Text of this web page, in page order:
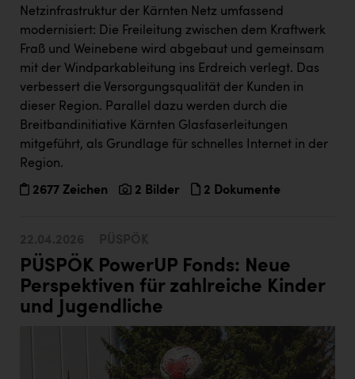
Netzinfrastruktur der Kärnten Netz umfassend
modernisiert: Die Freileitung zwischen dem Kraftwerk
Fraß und Weinebene wird abgebaut und gemeinsam
mit der Windparkableitung ins Erdreich verlegt. Das
verbessert die Versorgungsqualität der Kunden in
dieser Region. Parallel dazu werden durch die
Breitbandinitiative Kärnten Glasfaserleitungen
mitgeführt, als Grundlage für schnelles Internet in der
Region.
2677 Zeichen 2 Bilder 2 Dokumente
PÜSPÖK PowerUP Fonds: Neue
Perspektiven für zahlreiche Kinder
und Jugendliche